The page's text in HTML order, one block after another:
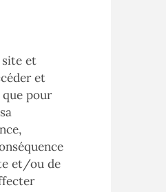
site et
et
pour
et/ou de